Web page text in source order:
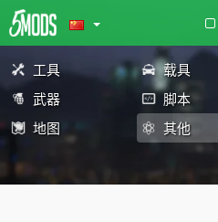
工具 载具
武器
脚本
地图
其他